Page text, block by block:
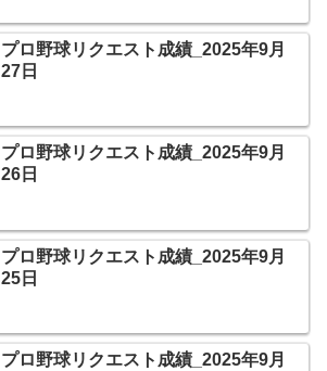
プロ野球リクエスト成績_2025年9月
27日
プロ野球リクエスト成績_2025年9月
26日
プロ野球リクエスト成績_2025年9月
25日
プロ野球リクエスト成績_2025年9月